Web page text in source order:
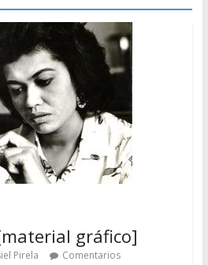
gráfico]
Pirela
Comentarios